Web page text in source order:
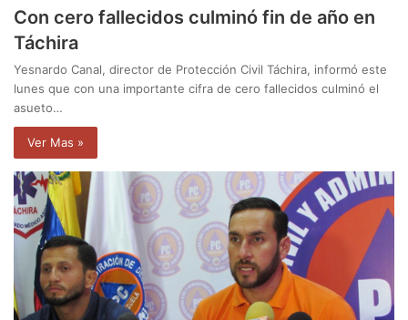
Con cero fallecidos culminó fin de año en
Táchira
Yesnardo Canal, director de Protección Civil Táchira, informó este
lunes que con una importante cifra de cero fallecidos culminó el
asueto…
Ver Mas »